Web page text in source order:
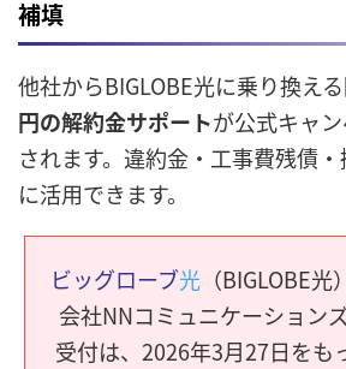
補填
他社からBIGLOBE光に乗り換える
円の解約金サポートが公式キャ
されます。違約金・工事費残債
に活用できます。
ビッグローブ光（BIGLOBE光
会社NNコミュニケーション
受付は、2026年3月27日をも